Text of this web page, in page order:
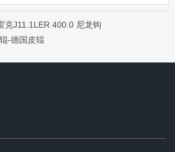
克J11.1LER 400.0 尼龙钩
-德国皮辊